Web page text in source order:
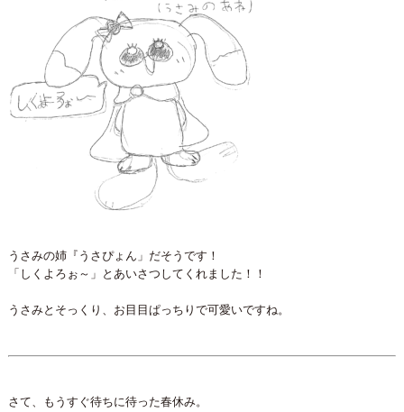
うさみの姉『うさぴょん」だそうです！
「しくよろぉ～」とあいさつしてくれました！！
うさみとそっくり、お目目ぱっちりで可愛いですね。
さて、もうすぐ待ちに待った春休み。